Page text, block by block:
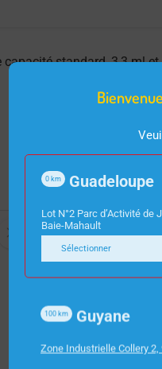
capacité standard, 3,3 ml
Guadeloupe
0 km
Lot N°2 Parc d’Activité de
Baie-Mahault
Sélectionner
Guyane
100 km
Zone Industrielle Collery